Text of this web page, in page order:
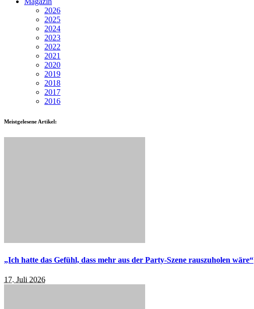
2026
2025
2024
2023
2022
2021
2020
2019
2018
2017
2016
Meistgelesene Artikel:
„Ich hatte das Gefühl, dass mehr aus der Party-Szene rauszuholen wäre“
17. Juli 2026